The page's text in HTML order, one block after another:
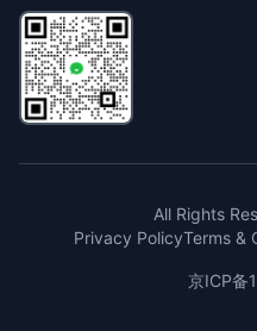
All Rights
Privacy PolicyTerms &
京ICP备